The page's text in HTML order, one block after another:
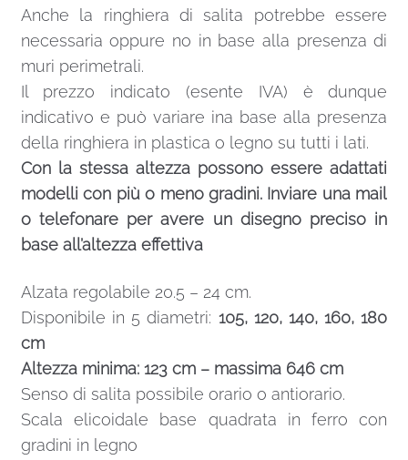
Anche la ringhiera di salita potrebbe essere
necessaria oppure no in base alla presenza di
muri perimetrali.
Il prezzo indicato (esente IVA) è dunque
indicativo e può variare ina base alla presenza
della ringhiera in plastica o legno su tutti i lati.
Con la stessa altezza possono essere adattati
modelli con più o meno gradini. Inviare una mail
o telefonare per avere un disegno preciso in
base all’altezza effettiva
Alzata regolabile 20.5 – 24 cm.
Disponibile in 5 diametri: 105, 120, 140, 160, 180
cm
Altezza minima: 123 cm – massima 646 cm
Senso di salita possibile orario o antiorario.
Scala elicoidale base quadrata in ferro con
gradini in legno